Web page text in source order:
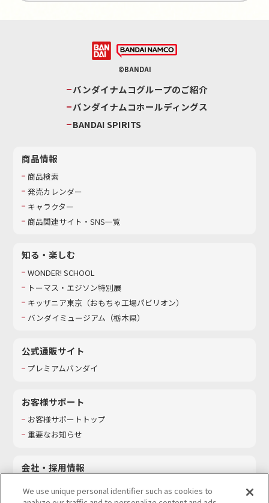
©BANDAI
バンダイナムコグループのご紹介
バンダイナムコホールディングス
BANDAI SPIRITS
商品情報
商品検索
発売カレンダー
キャラクター
商品関連サイト・SNS一覧
知る・楽しむ
WONDER! SCHOOL
トーマス・エジソン特別展
キッザニア東京（おもちゃ工場パビリオン）​
バンダイミュージアム（栃木県）
公式通販サイト
プレミアムバンダイ
お客様サポート
お客様サポートトップ
重要なお知らせ
会社・採用情報
採用情報
We use unique personal identifier such as cookies to